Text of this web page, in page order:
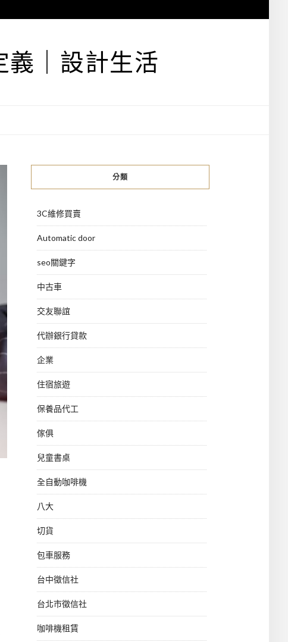
義｜設計生活
分類
3C維修買賣
Automatic door
seo關鍵字
中古車
交友聯誼
代辦銀行貸款
企業
住宿旅遊
保養品代工
傢俱
兒童書桌
全自動咖啡機
八大
切貨
包車服務
台中徵信社
台北市徵信社
咖啡機租賃